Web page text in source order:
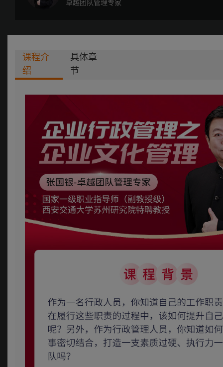
卓越团队管理专家
课程介
绍
具体章
节